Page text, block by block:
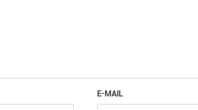
E-MAIL